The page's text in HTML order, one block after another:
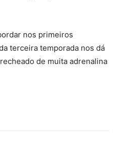
nos primeiros
terceira temporada nos dá
de muita adrenalina